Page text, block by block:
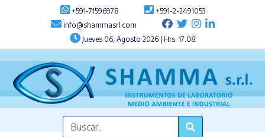
+591-71596978
+591-2-2491053
info@shammasrl.com
Jueves 06, Agosto 2026 | Hrs. 17:08